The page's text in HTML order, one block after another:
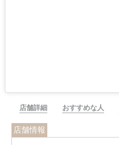
店舗詳細 おすすめな人
店舗情報